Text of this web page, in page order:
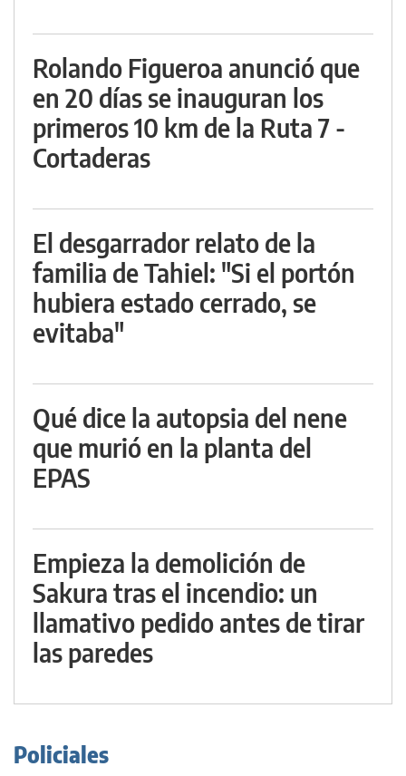
Rolando Figueroa anunció que
en 20 días se inauguran los
primeros 10 km de la Ruta 7 -
Cortaderas
El desgarrador relato de la
familia de Tahiel: "Si el portón
hubiera estado cerrado, se
evitaba"
Qué dice la autopsia del nene
que murió en la planta del
EPAS
Empieza la demolición de
Sakura tras el incendio: un
llamativo pedido antes de tirar
las paredes
Policiales